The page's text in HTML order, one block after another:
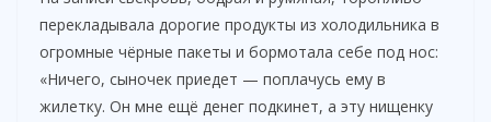
перекладывала дорогие продукты из холодильника в
огромные чёрные пакеты и бормотала себе под нос:
«Ничего, сыночек приедет — поплачусь ему в
жилетку. Он мне ещё денег подкинет, а эту нищенку